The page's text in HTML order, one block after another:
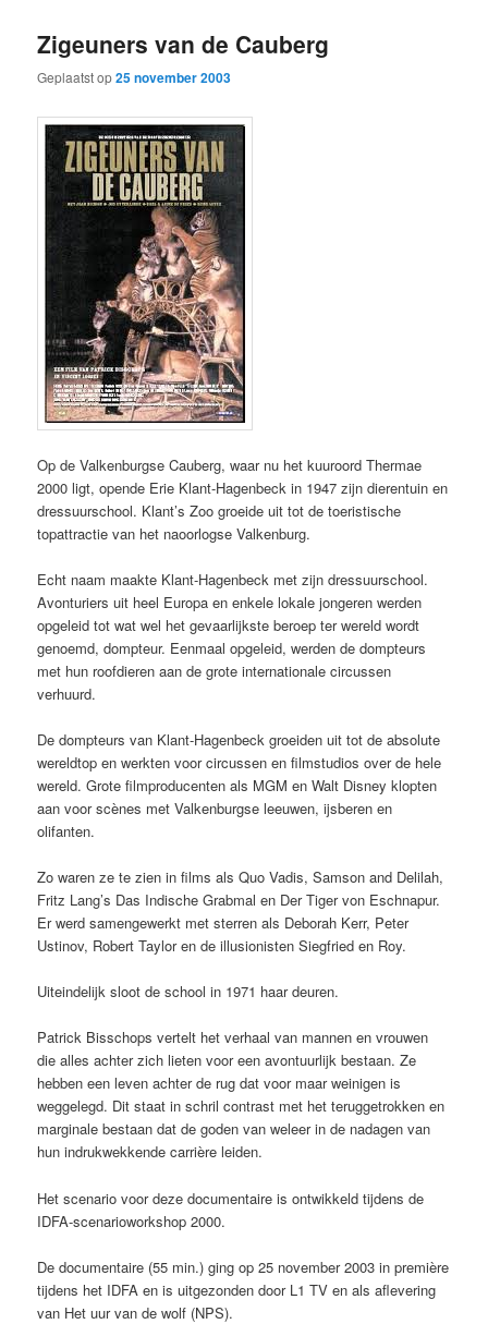
inhoud
inhoud
Zigeuners van de Cauberg
Geplaatst op25 november 2003
Op de Valkenburgse Cauberg, waar nu het kuuroord Thermae
2000 ligt, opende Erie Klant-Hagenbeck in 1947 zijn dierentuin en
dressuurschool. Klant’s Zoo groeide uit tot de toeristische
topattractie van het naoorlogse Valkenburg.
Echt naam maakte Klant-Hagenbeck met zijn dressuurschool.
Avonturiers uit heel Europa en enkele lokale jongeren werden
opgeleid tot wat wel het gevaarlijkste beroep ter wereld wordt
genoemd, dompteur. Eenmaal opgeleid, werden de dompteurs
met hun roofdieren aan de grote internationale circussen
verhuurd.
De dompteurs van Klant-Hagenbeck groeiden uit tot de absolute
wereldtop en werkten voor circussen en filmstudios over de hele
wereld. Grote filmproducenten als MGM en Walt Disney klopten
aan voor scènes met Valkenburgse leeuwen, ijsberen en
olifanten.
Zo waren ze te zien in films als Quo Vadis, Samson and Delilah,
Fritz Lang’s Das Indische Grabmal en Der Tiger von Eschnapur.
Er werd samengewerkt met sterren als Deborah Kerr, Peter
Ustinov, Robert Taylor en de illusionisten Siegfried en Roy.
Uiteindelijk sloot de school in 1971 haar deuren.
Patrick Bisschops vertelt het verhaal van mannen en vrouwen
die alles achter zich lieten voor een avontuurlijk bestaan. Ze
hebben een leven achter de rug dat voor maar weinigen is
weggelegd. Dit staat in schril contrast met het teruggetrokken en
marginale bestaan dat de goden van weleer in de nadagen van
hun indrukwekkende carrière leiden.
Het scenario voor deze documentaire is ontwikkeld tijdens de
IDFA-scenarioworkshop 2000.
De documentaire (55 min.) ging op 25 november 2003 in première
tijdens het IDFA en is uitgezonden door L1 TV en als aflevering
van Het uur van de wolf (NPS).